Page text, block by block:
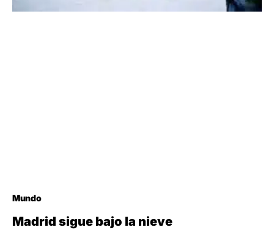
Mundo
Madrid sigue bajo la nieve